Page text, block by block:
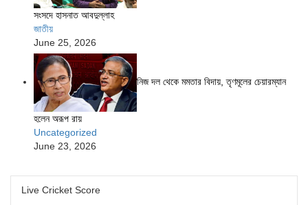
সংসদে হাসনাত আবদুল্লাহ
জাতীয়
June 25, 2026
নিজ দল থেকে মমতার বিদায়, তৃণমূলের চেয়ারম্যান
হলেন অরূপ রায়
Uncategorized
June 23, 2026
Live Cricket Score